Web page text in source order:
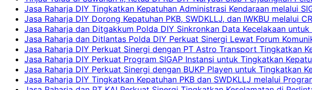
Jasa Raharja DIY Tingkatkan Kepatuhan Administrasi Kendaraan melalui
Jasa Raharja DIY Dorong Kepatuhan PKB, SWDKLLJ, dan IWKBU melalui
Jasa Raharja dan Ditgakkum Polda DIY Sinkronkan Data Kecelakaan
Jasa Raharja dan Ditlantas Polda DIY Perkuat Sinergi Lewat Forum
Jasa Raharja DIY Perkuat Sinergi dengan PT Astro Transport Tingkatkan
Jasa Raharja DIY Perkuat Program SIGAP Instansi untuk Tingkatkan
Jasa Raharja DIY Perkuat Sinergi dengan BUKP Playen untuk Tingkatkan
Jasa Raharja DIY Tingkatkan Kepatuhan PKB dan SWDKLLJ melalui